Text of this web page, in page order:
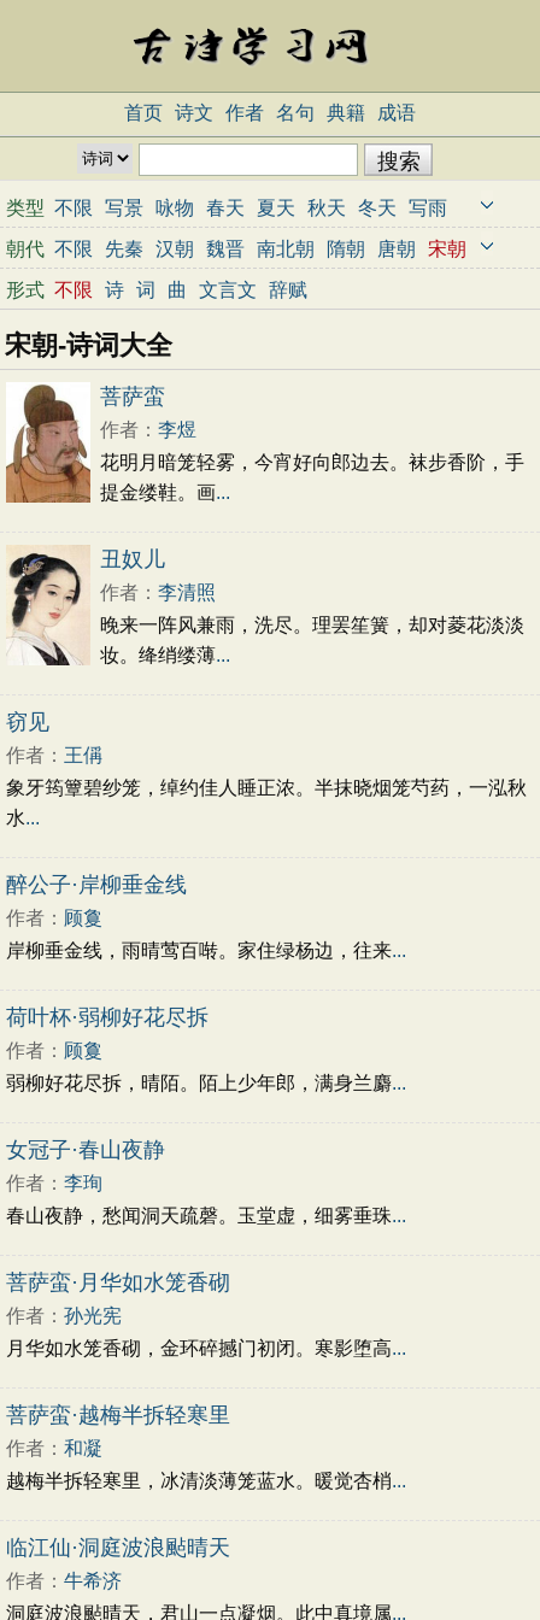
首页 诗文 作者 名句 典籍 成语
类型 不限 写景 咏物 春天 夏天 秋天 冬天
写雨
写雪
写风 写花 梅花 荷花 菊花 柳树
月亮
山水 写山 写水 长江 黄河 儿童 写鸟
写马
田园 边塞 地名 抒情 爱国 离别 送别 思乡
思念 爱情 励志
母亲 友情 战争 读书 惜时 婉约 豪放 诗经
民谣
节日 春节
端午节
七夕节 中秋节
咏史怀古
宋词精选 小学古诗
初中古诗
初中文言文
唐诗三百首
古诗三百首
朝代 不限 先秦 汉朝 魏晋 南北朝 隋朝 唐朝
宋朝
元朝
明朝 清朝 近代 当代
形式 不限 诗 词 曲 文言文 辞赋
宋朝-诗词大全
菩萨蛮
作者： 李煜
花明月暗笼轻雾，今宵好向郎边去。袜步香阶，手
提金缕鞋。画...
丑奴儿
作者： 李清照
晚来一阵风兼雨，洗尽。理罢笙簧，却对菱花淡淡
妆。绛绡缕薄...
窃见
作者： 王偁
象牙筠簟碧纱笼，绰约佳人睡正浓。半抹晓烟笼芍药，一泓秋
水...
醉公子·岸柳垂金线
作者： 顾敻
岸柳垂金线，雨晴莺百啭。家住绿杨边，往来...
荷叶杯·弱柳好花尽拆
作者： 顾敻
弱柳好花尽拆，晴陌。陌上少年郎，满身兰麝...
女冠子·春山夜静
作者： 李珣
春山夜静，愁闻洞天疏磬。玉堂虚，细雾垂珠...
菩萨蛮·月华如水笼香砌
作者： 孙光宪
月华如水笼香砌，金环碎撼门初闭。寒影堕高...
菩萨蛮·越梅半拆轻寒里
作者： 和凝
越梅半拆轻寒里，冰清淡薄笼蓝水。暖觉杏梢...
临江仙·洞庭波浪颭晴天
作者： 牛希济
洞庭波浪颭晴天，君山一点凝烟。此中真境属...